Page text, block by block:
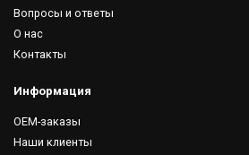
Вопросы и ответы
О нас
Контакты
Информация
OEM-заказы
Наши клиенты